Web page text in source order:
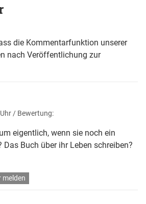
die Kommentarfunktion unserer
nach Veröffentlichung zur
/ Bewertung:
eigentlich, wenn sie noch ein
Das Buch über ihr Leben schreiben?
melden